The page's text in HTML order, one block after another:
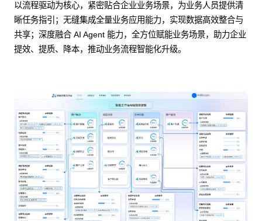
以流程驱动为核心，紧密贴合企业业务场景，为业务人员提供清
晰任务指引；无缝集成全量业务应用能力，实现数据高效整合与
共享；深度融合 AI Agent 能力，全方位赋能业务场景，助力企业
提效、提质、降本，推动业务流程智能化升级。